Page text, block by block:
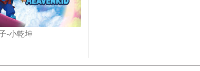
-小乾坤